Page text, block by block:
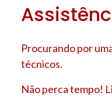
Procurando por
técnicos.
Não perca tempo!